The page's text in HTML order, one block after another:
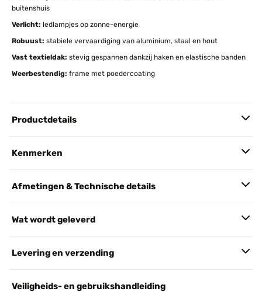
buitenshuis
Verlicht: ledlampjes op zonne-energie
Robuust: stabiele vervaardiging van aluminium, staal en hout
Vast textieldak: stevig gespannen dankzij haken en elastische banden
Weerbestendig: frame met poedercoating
Productdetails
Kenmerken
Afmetingen & Technische details
Wat wordt geleverd
Levering en verzending
Veiligheids- en gebruikshandleiding